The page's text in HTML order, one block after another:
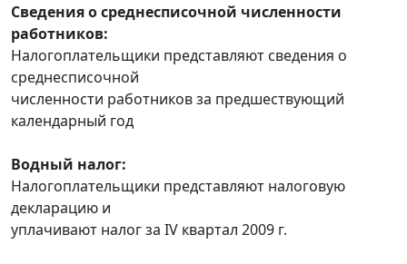
Сведения о среднесписочной численности
работников:
Налогоплательщики представляют сведения о
среднесписочной
численности работников за предшествующий
календарный год
Водный налог:
Налогоплательщики представляют налоговую
декларацию и
уплачивают налог за IV квартал 2009 г.